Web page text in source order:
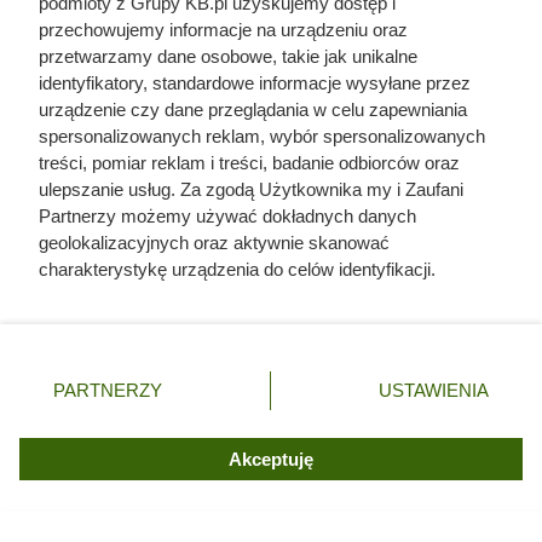
Ocieplił dach pianką PUR. W
trakcie letnich upałów wszedł na
poddasze i zaczęły się problemy
przechowujemy informacje na urządzeniu oraz
przetwarzamy dane osobowe, takie jak unikalne
identyfikatory, standardowe informacje wysyłane przez
urządzenie czy dane przeglądania w celu zapewniania
spersonalizowanych reklam, wybór spersonalizowanych
treści, pomiar reklam i treści, badanie odbiorców oraz
ulepszanie usług. Za zgodą Użytkownika my i Zaufani
Partnerzy możemy używać dokładnych danych
geolokalizacyjnych oraz aktywnie skanować
charakterystykę urządzenia do celów identyfikacji.
zmienić/wycofać klikając przycisk ustawień prywatności
znajdujący się w lewym dolnym rogu strony. Niektóre
użytkownika, ale masz prawo sprzeciwić się takiemu
przetwarzaniu. Preferencje będą miały zastosowania tylko
PARTNERZY USTAWIENIA
Akceptuję